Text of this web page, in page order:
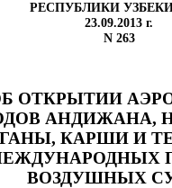
РЕСПУБЛИКИ
23.09.2013 г.
N 263
ОТКРЫТИИ
АНДИЖАНА,
КАРШИ И
ВОЗДУШНЫХ